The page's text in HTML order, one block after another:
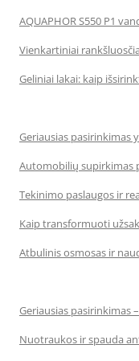
AQUAPHOR S550 P1
Vienkartiniai
Geliniai lakai: kaip
Geriausias pasirinkimas
Automobilių supirkimas
Tekinimo paslaugos ir
Kaip transformuoti
Atbulinis osmosas ir
Geriausias pasirinkimas
Nuotraukos ir spauda